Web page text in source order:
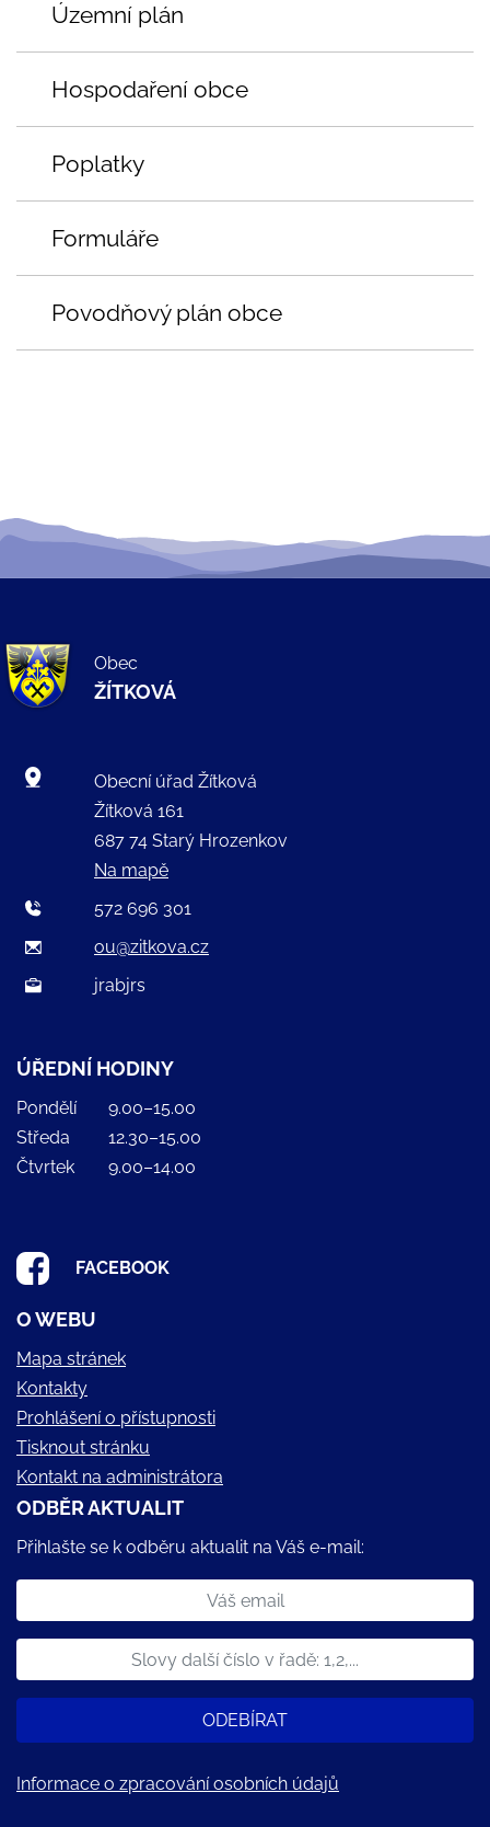
Územní plán
Hospodaření obce
Poplatky
Formuláře
Povodňový plán obce
Obec
ŽÍTKOVÁ
Obecní úřad Žítková
Žítková 161
687 74 Starý Hrozenkov
Na mapě
572 696 301
ou@zitkova.cz
jrabjrs
ÚŘEDNÍ HODINY
Pondělí
9.00–15.00
Středa
12.30–15.00
Čtvrtek
9.00–14.00
FACEBOOK
O WEBU
Mapa stránek
Kontakty
Prohlášení o přístupnosti
Tisknout stránku
Kontakt na administrátora
ODBĚR AKTUALIT
Přihlašte se k odběru aktualit na Váš e-mail:
ODEBÍRAT
Informace o zpracování osobních údajů